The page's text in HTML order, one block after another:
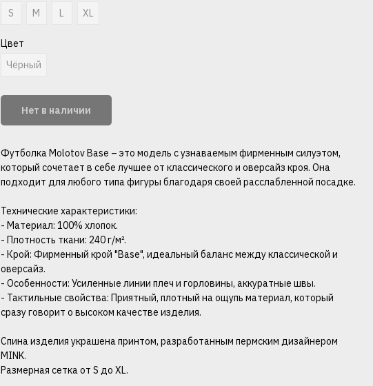
S
M L XL
Цвет
Чёрный
Нет в наличии
Футболка Molotov Base – это модель с узнаваемым фирменным силуэтом,
который сочетает в себе лучшее от классического и оверсайз кроя. Она
подходит для любого типа фигуры благодаря своей расслабленной посадке.
Технические характеристики:
- Материал: 100% хлопок.
- Плотность ткани: 240 г/м².
- Крой: Фирменный крой "Base", идеальный баланс между классической и
оверсайз.
- Особенности: Усиленные линии плеч и горловины, аккуратные швы.
- Тактильные свойства: Приятный, плотный на ощупь материал, который
сразу говорит о высоком качестве изделия.
Спина изделия украшена принтом, разработанным пермским дизайнером
MINK.
Размерная сетка от S до XL.